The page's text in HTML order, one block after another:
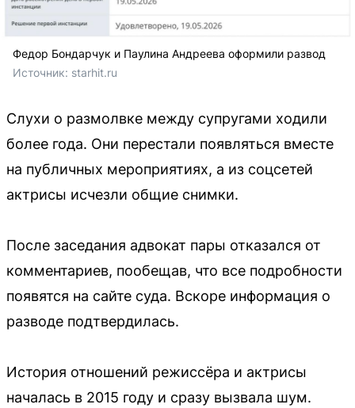
Федор Бондарчук и Паулина Андреева оформили развод
Источник: starhit.ru
Слухи о размолвке между супругами ходили
более года. Они перестали появляться вместе
на публичных мероприятиях, а из соцсетей
актрисы исчезли общие снимки.
После заседания адвокат пары отказался от
комментариев, пообещав, что все подробности
появятся на сайте суда. Вскоре информация о
разводе подтвердилась.
История отношений режиссёра и актрисы
началась в 2015 году и сразу вызвала шум.